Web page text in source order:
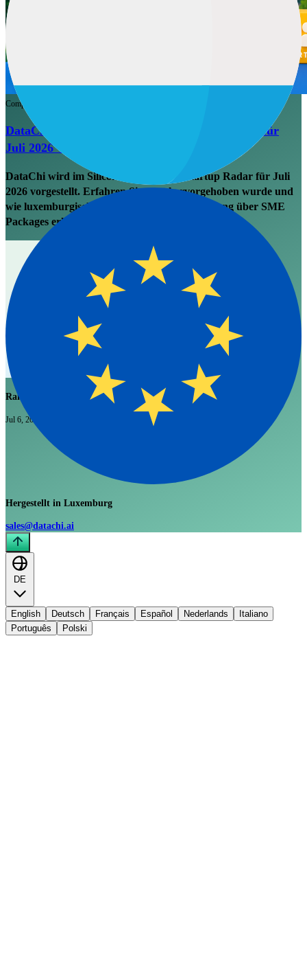
Company
DataChi im Silicon Luxembourg Startup Radar für
Juli 2026 vorgestellt
DataChi wird im Silicon Luxembourg Startup Radar für Juli
2026 vorgestellt. Erfahren Sie, was hervorgehoben wurde und
wie luxemburgische KMUs 70 % Rückerstattung über SME
Packages erhalten.
Rai Chadee
Jul 6, 2026
Hergestellt in Luxemburg
sales@datachi.ai
DE
English Deutsch Français Español Nederlands
Italiano
Português
Polski